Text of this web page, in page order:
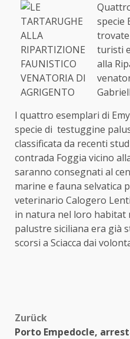
specie
trovate
turisti
alla
I quattro esemplari di
specie di testuggine
classificata da recenti
contrada Foggia vicino
saranno consegnati al
marine e fauna selvatica
veterinario Calogero
in natura nel loro habitat
palustre siciliana era già
scorsi a Sciacca dai
Zurück
Porto Empedocle,